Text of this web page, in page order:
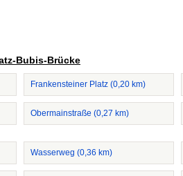
Bubis-Brücke
Frankensteiner Platz (0,20 km)
Obermainstraße (0,27 km)
Wasserweg (0,36 km)